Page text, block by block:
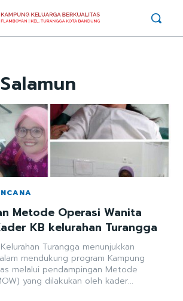
Metode Operasi Wanita
KB kelurahan Turangga
Turangga menunjukkan
mendukung program Kampung
melalui pendampingan Metode
yang dilakukan oleh kader...